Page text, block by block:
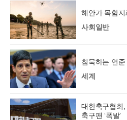
해안가 목함지
사회일반
침묵하는 연
세계
대한축구협회
축구팬 ‘폭발’